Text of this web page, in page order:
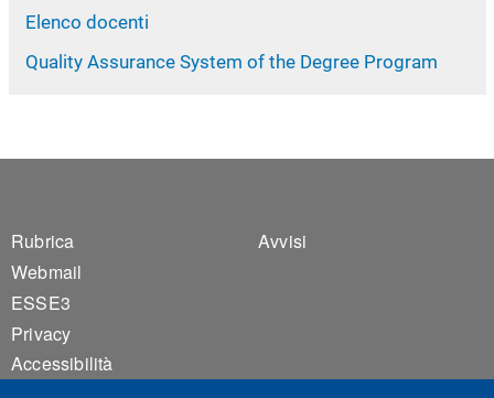
Elenco docenti
Quality Assurance System of the Degree Program
Footer 1
Rubrica
Webmail
ESSE3
Privacy
Accessibilità
Footer 2
Avvisi